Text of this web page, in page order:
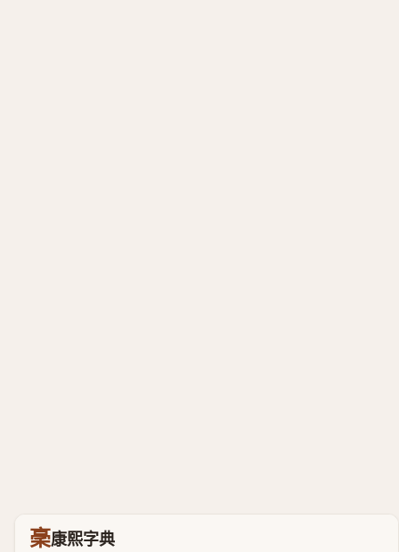
稁康熙字典